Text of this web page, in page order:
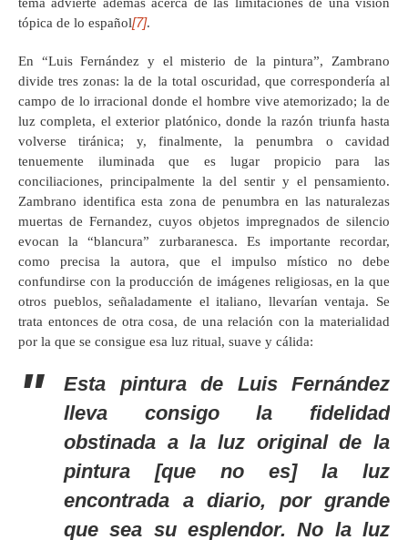
tema advierte además acerca de las limitaciones de una visión
tópica de lo español[7].
En “Luis Fernández y el misterio de la pintura”, Zambrano
divide tres zonas: la de la total oscuridad, que correspondería al
campo de lo irracional donde el hombre vive atemorizado; la de
luz completa, el exterior platónico, donde la razón triunfa hasta
volverse tiránica; y, finalmente, la penumbra o cavidad
tenuemente iluminada que es lugar propicio para las
conciliaciones, principalmente la del sentir y el pensamiento.
Zambrano identifica esta zona de penumbra en las naturalezas
muertas de Fernandez, cuyos objetos impregnados de silencio
evocan la “blancura” zurbaranesca. Es importante recordar,
como precisa la autora, que el impulso místico no debe
confundirse con la producción de imágenes religiosas, en la que
otros pueblos, señaladamente el italiano, llevarían ventaja. Se
trata entonces de otra cosa, de una relación con la materialidad
por la que se consigue esa luz ritual, suave y cálida:
Esta pintura de Luis Fernández
lleva consigo la fidelidad
obstinada a la luz original de la
pintura [que no es] la luz
encontrada a diario, por grande
que sea su esplendor. No la luz